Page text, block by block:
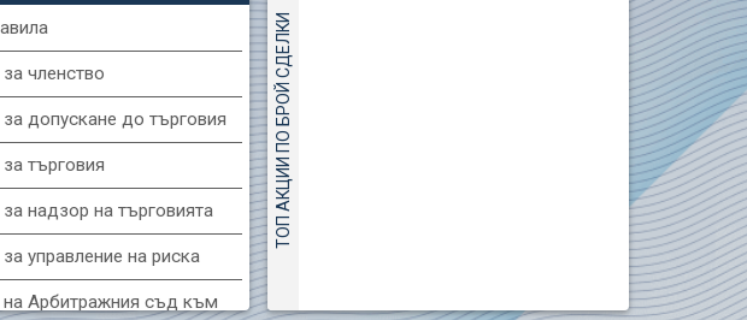
Корадо-БГ
2 EUR
Агрия груп холд
7500
(FIB) ТБ ПИБ
3 3400EUR
членство
допускане до търговия
търговия
надзор на търговията
управление на риска
на Арбитражния съд към
ТОП АКЦИИ ПО БРОЙ СДЕЛКИ